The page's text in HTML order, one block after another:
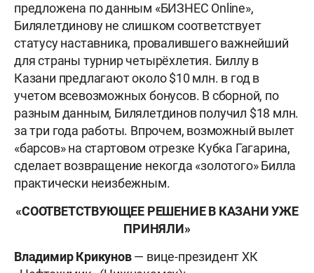
предложена по данным «БИЗНЕС Online»,
Билялетдинову не слишком соответствует
статусу наставника, провалившего важнейший
для страны турнир четырёхлетия. Биллу в
Казани предлагают около $10 млн. в год в
учетом всевозможных бонусов. В сборной, по
разным данным, Билялетдинов получил $18 млн.
за три года работы. Впрочем, возможный вылет
«барсов» на стартовом отрезке Кубка Гагарина,
сделает возвращение некогда «золотого» Билла
практически неизбежным.
«СООТВЕТСТВУЮЩЕЕ РЕШЕНИЕ В КАЗАНИ УЖЕ
ПРИНЯЛИ»
Владимир Крикунов— вице-президент ХК